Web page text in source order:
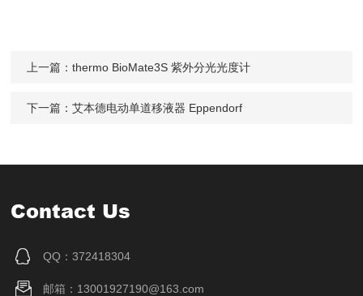
上一篇：thermo BioMate3S 紫外分光光度计
下一篇：艾本德电动单道移液器 Eppendorf
Contact Us
QQ：372418304
邮箱：13001927190@163.com